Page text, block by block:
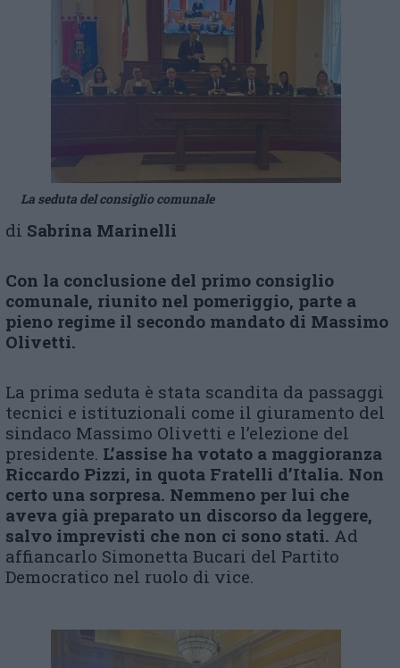
La seduta del consiglio comunale
di Sabrina Marinelli
Con la conclusione del primo consiglio
comunale, riunito nel pomeriggio, parte a
pieno regime il secondo mandato di Massimo
Olivetti.
La prima seduta è stata scandita da passaggi
tecnici e istituzionali come il giuramento del
sindaco Massimo Olivetti e l’elezione del
presidente. L’assise ha votato a maggioranza
Riccardo Pizzi, in quota Fratelli d’Italia. Non
certo una sorpresa. Nemmeno per lui che
aveva già preparato un discorso da leggere,
salvo imprevisti che non ci sono stati. Ad
affiancarlo Simonetta Bucari del Partito
Democratico nel ruolo di vice.